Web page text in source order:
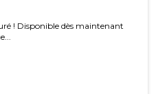
! Disponible dès maintenant